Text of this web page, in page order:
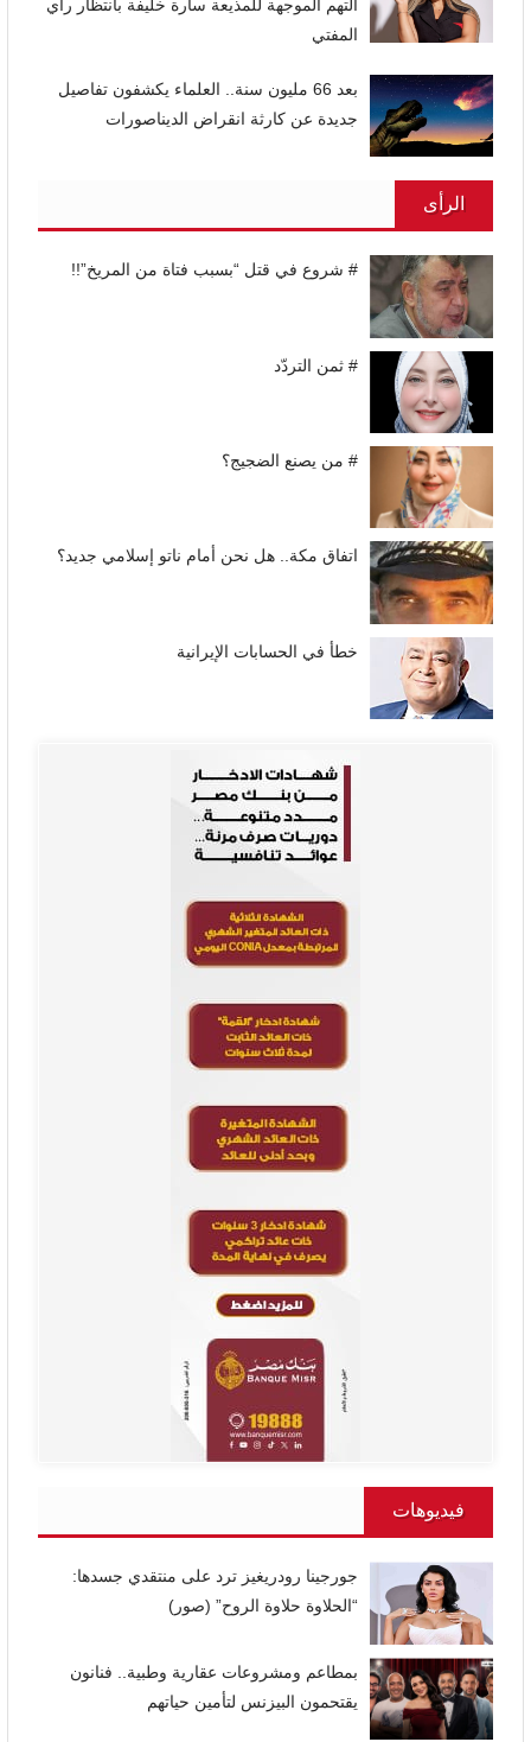
التهم الموجهة للمذيعة سارة خليفة بانتظار رأي
المفتي
بعد 66 مليون سنة.. العلماء يكشفون تفاصيل
جديدة عن كارثة انقراض الديناصورات
الرأى
# شروع في قتل “بسبب فتاة من المريخ”!!
# ثمن التردّد
# من يصنع الضجيج؟
اتفاق مكة.. هل نحن أمام ناتو إسلامي جديد؟
خطأ في الحسابات الإيرانية
فيديوهات
جورجينا رودريغيز ترد على منتقدي جسدها:
“الحلاوة حلاوة الروح” (صور)
بمطاعم ومشروعات عقارية وطبية.. فنانون
يقتحمون البيزنس لتأمين حياتهم